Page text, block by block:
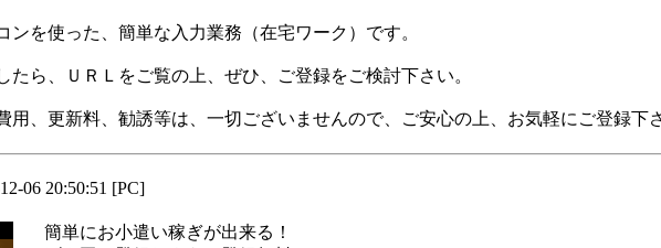
を使った、簡単な入力業務（在宅ワーク）です。
ら、ＵＲＬをご覧の上、ぜひ、ご登録をご検討下さい。
、更新料、勧誘等は、一切ございませんので、ご安心の上、お気軽にご登録下さ
06 20:50:51 [PC]
簡単にお小遣い稼ぎが出来る！